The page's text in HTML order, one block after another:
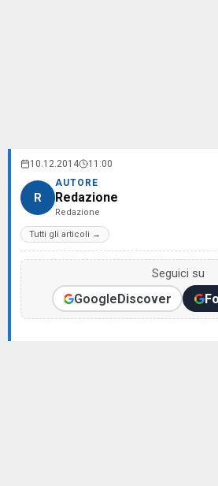
10.12.2014 11:00
R
AUTORE
Redazione
Redazione
Tutti gli articoli →
Seguici su
GoogleDiscover